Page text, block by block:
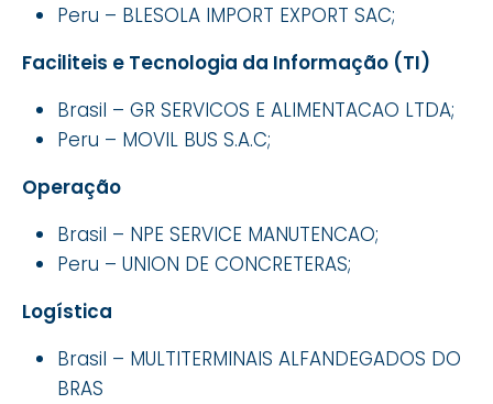
Peru – BLESOLA IMPORT EXPORT SAC;
Faciliteis e Tecnologia da Informação (TI)
Brasil – GR SERVICOS E ALIMENTACAO LTDA;
Peru – MOVIL BUS S.A.C;
Operação
Brasil – NPE SERVICE MANUTENCAO;
Peru – UNION DE CONCRETERAS;
Logística
Brasil – MULTITERMINAIS ALFANDEGADOS DO
BRAS